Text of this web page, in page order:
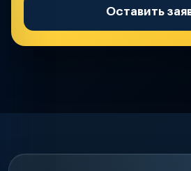
Оставить